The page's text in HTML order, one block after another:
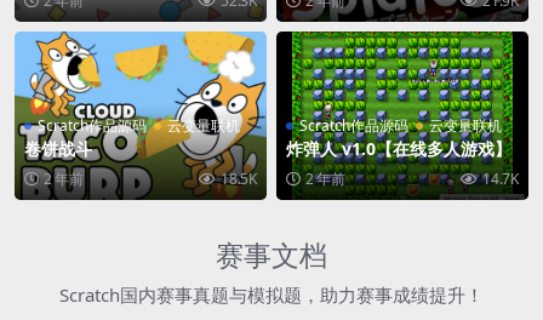
Scratch作品源码 云变量联机
卷饼战斗
2 年前 18.5K
Scratch作品源码 云变量联机
炸弹人 v1.0【在线多人游戏】
2 年前 14.7K
赛事文档
Scratch国内赛事真题与模拟题，助力赛事成绩提升！